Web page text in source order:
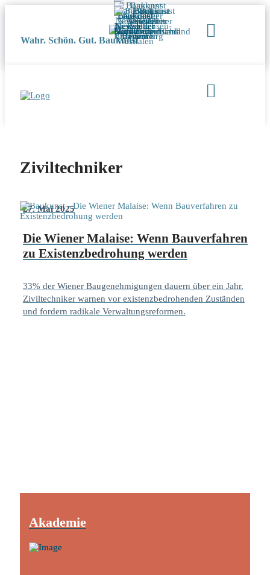
Wahr. Schön. Gut. Baukunst
Ziviltechniker
27. Mai 2025
Die Wiener Malaise: Wenn Bauverfahren
zu Existenzbedrohung werden
33% der Wiener Baugenehmigungen dauern über ein Jahr.
Ziviltechniker warnen vor existenzbedrohenden Zuständen
und fordern radikale Verwaltungsreformen.
Akademie